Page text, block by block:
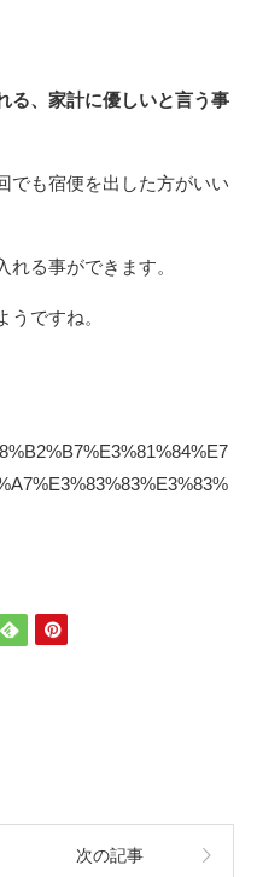
る、家計に優しいと言う事
でも宿便を出した方がいい
る事ができます。
ですね。
次の記事